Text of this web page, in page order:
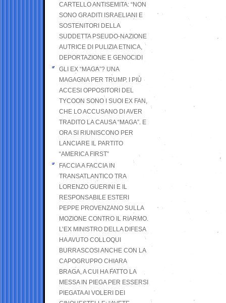
CARTELLO ANTISEMITA: “NON
SONO GRADITI ISRAELIANI E
SOSTENITORI DELLA
SUDDETTA PSEUDO-NAZIONE
AUTRICE DI PULIZIA ETNICA,
DEPORTAZIONE E GENOCIDI
GLI EX “MAGA”? UNA
MAGAGNA PER TRUMP. I PIÙ
ACCESI OPPOSITORI DEL
TYCOON SONO I SUOI EX FAN,
CHE LO ACCUSANO DI AVER
TRADITO LA CAUSA “MAGA”. E
ORA SI RIUNISCONO PER
LANCIARE IL PARTITO
“AMERICA FIRST”
FACCIA A FACCIA IN
TRANSATLANTICO TRA
LORENZO GUERINI E IL
RESPONSABILE ESTERI
PEPPE PROVENZANO SULLA
MOZIONE CONTRO IL RIARMO.
L’EX MINISTRO DELLA DIFESA
HA AVUTO COLLOQUI
BURRASCOSI ANCHE CON LA
CAPOGRUPPO CHIARA
BRAGA, A CUI HA FATTO LA
MESSA IN PIEGA PER ESSERSI
PIEGATA AI VOLERI DEI